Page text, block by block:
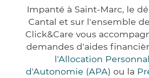
Impanté à Saint-Marc, le
Cantal et sur l'ensemble
Click&Care vous
demandes d'aides
l'Allocation
d'Autonomie (APA) ou la